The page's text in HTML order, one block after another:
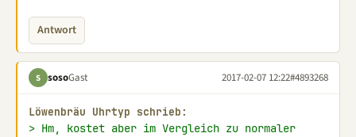
Antwort
S sosoGast 2017-02-07 12:22#4893268
Löwenbräu Uhrtyp schrieb:
> Hm, kostet aber im Vergleich zu normaler